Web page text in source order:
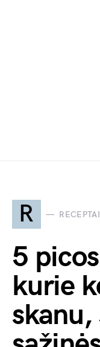
R RECEPTAI
5
kurie